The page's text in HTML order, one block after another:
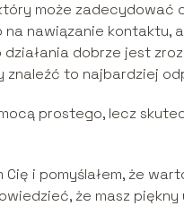
może zadecydować
nawiązanie kontaktu,
dobrze jest
znaleźć to najbardziej
prostego, lecz
Cię i pomyślałem, że
że masz piękny